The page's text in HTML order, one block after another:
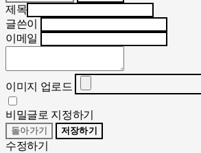
제목
글쓴이
이메일
이미지 업로드
비밀글로 지정하기
돌아가기 저장하기
수정하기